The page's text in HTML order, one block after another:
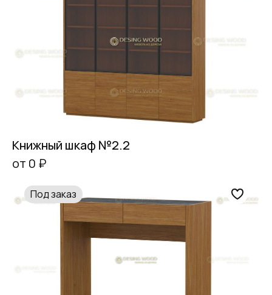
Книжный шкаф №2.2
от 0 ₽
Под заказ